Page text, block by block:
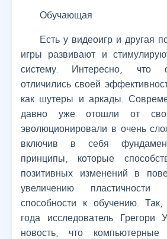
Обучающая
Есть у видеоигр и другая
игры развивают и
систему. Интересно, что
отличились своей
как шутеры и аркады.
давно уже отошли от
эволюционировали в очень
включив в себя
принципы, которые
позитивных изменений в
увеличению
способности к обучению.
года исследователь Грегори
новость, что